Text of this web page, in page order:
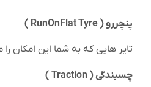
پنچررو ( RunOnFlat Tyre )
تایر هایی که به شما این امکان را می دهند پس از
چسبندگی ( Traction )